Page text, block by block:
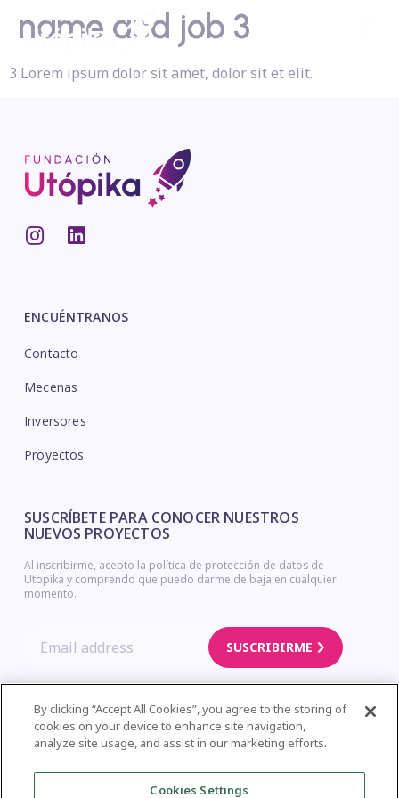
name and job 3
3 Lorem ipsum dolor sit amet, dolor sit et elit.
ENCUÉNTRANOS
Contacto
Mecenas
Inversores
Proyectos
SUSCRÍBETE PARA CONOCER NUESTROS
NUEVOS PROYECTOS
Al inscribirme, acepto la política de protección de datos de
Utopika y comprendo que puedo darme de baja en cualquier
momento.
SUSCRIBIRME
Copyright © Utopika. Legal Notice – Privacy Policy – Cookies Policy
| Web Design
By clicking “Accept All Cookies”, you agree to the storing of
cookies on your device to enhance site navigation,
analyze site usage, and assist in our marketing efforts.
Cookies Settings